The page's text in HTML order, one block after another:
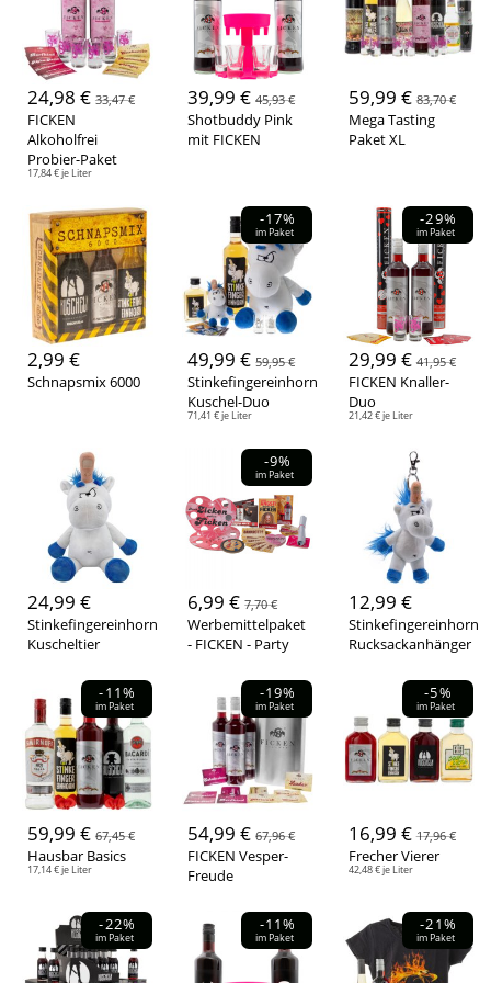
Werbemittel
Spirituosen & Wein(19)
Gläser / Becher
Merchandise
Boxen / Bundles
(34)
Aktion
Reduziert
Eichung
0,2 Liter(2) 0,1 Liter(1)
2cl(6)
Spirituose
Whisky Wodka(1)
Rum(1) Likör(19)
0,00 € - 9,99 € 10,00 € - 24,99 €
25,00 € - 49,99 €
(19) 50,00 € - 74,99 €
75,00 € - 99,99 €
199975,00 € - 199999,99 €(1)
24,98 € 33,47 €
FICKEN
Alkoholfrei
Probier-Paket
17,84 € je Liter
39,99 €45,93 €
Shotbuddy Pink
mit FICKEN
59,99 €83,70 €
Mega Tasting
Paket XL
2,99 €
Schnapsmix 6000
-17%
im Paket
49,99 €59,95 €
Stinkefingereinhorn
Kuschel-Duo
71,41 € je Liter
-29%
im Paket
29,99 €41,95 €
FICKEN Knaller-
Duo
21,42 € je Liter
24,99 €
Stinkefingereinhorn
Kuscheltier
-9%
im Paket
6,99 €7,70 €
Werbemittelpaket
- FICKEN - Party
12,99 €
Stinkefingereinhorn
Rucksackanhänger
-11%
im Paket
59,99 € 67,45 €
Hausbar Basics
17,14 € je Liter
-19%
im Paket
54,99 €67,96 €
FICKEN Vesper-
Freude
-5%
im Paket
16,99 €17,96 €
Frecher Vierer
42,48 € je Liter
-22%
im Paket
-11%
im Paket
-21%
im Paket